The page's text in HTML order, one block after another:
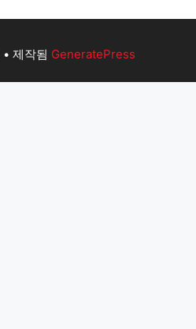
• 제작됨 GeneratePress